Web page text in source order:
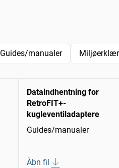
Guides/manualer
Dataindhentning for
RetroFIT+-
kugleventiladaptere
Guides/manualer
Åbn fil